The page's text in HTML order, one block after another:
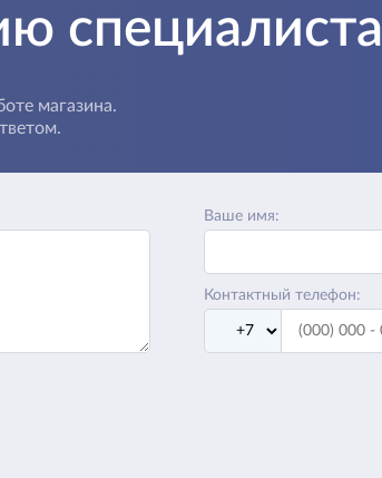
специалиста
магазина.
Ваше имя:
Контактный телефон: